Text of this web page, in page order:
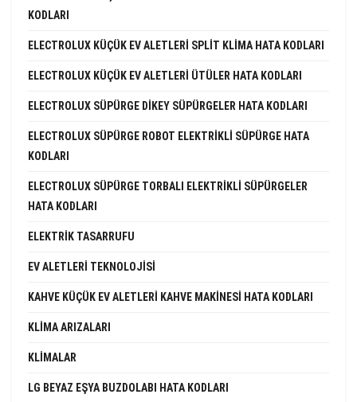
KODLARI
ELECTROLUX KÜÇÜK EV ALETLERI SPLIT KLIMA HATA KODLARI
ELECTROLUX KÜÇÜK EV ALETLERI ÜTÜLER HATA KODLARI
ELECTROLUX SÜPÜRGE DIKEY SÜPÜRGELER HATA KODLARI
ELECTROLUX SÜPÜRGE ROBOT ELEKTRIKLI SÜPÜRGE HATA
KODLARI
ELECTROLUX SÜPÜRGE TORBALI ELEKTRIKLI SÜPÜRGELER
HATA KODLARI
ELEKTRIK TASARRUFU
EV ALETLERI TEKNOLOJISI
KAHVE KÜÇÜK EV ALETLERI KAHVE MAKINESI HATA KODLARI
KLIMA ARIZALARI
KLIMALAR
LG BEYAZ EŞYA BUZDOLABI HATA KODLARI